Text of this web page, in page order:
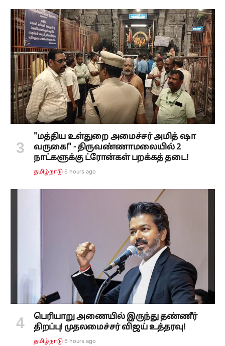
"மத்திய உள்துறை அமைச்சர் அமித் ஷா
வருகை!" - திருவண்ணாமலையில் 2
நாட்களுக்கு ட்ரோன்கள் பறக்கத் தடை!
தமிழ்நாடு 6 hours ago
பெரியாறு அணையில் இருந்து தண்ணீர்
திறப்பு! முதலமைச்சர் விஜய் உத்தரவு!
தமிழ்நாடு 6 hours ago